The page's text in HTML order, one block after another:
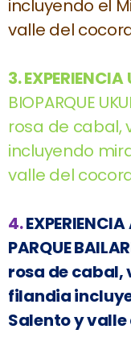
incluyendo el
valle del
3.
BIOPARQUE
rosa de cabal,
incluyendo
valle del
4.
PARQUE
rosa de cabal,
filandia
Salento y